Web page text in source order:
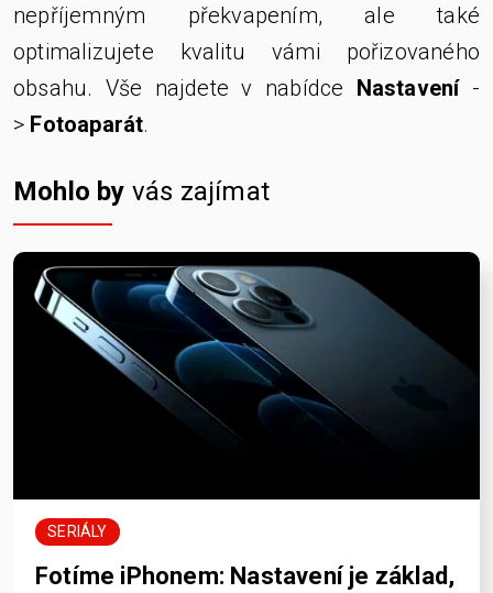
nepříjemným překvapením, ale také
optimalizujete kvalitu vámi pořizovaného
obsahu. Vše najdete v nabídce Nastavení -
> Fotoaparát.
Mohlo by vás zajímat
SERIÁLY
Fotíme iPhonem: Nastavení je základ,